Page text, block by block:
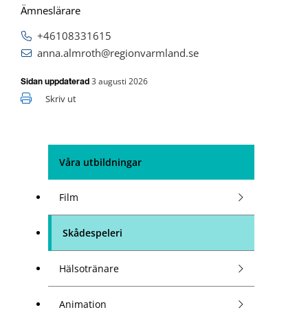
Våra utbildningar
Film
Skådespeleri
Hälsotränare
Animation
Ämneslärare
+46108331615
anna.almroth@regionvarmland.se
Sidan uppdaterad 3 augusti 2026
Skriv ut